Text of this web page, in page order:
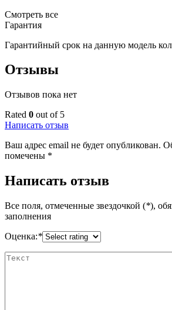
Смотреть все
Гарантия
Гарантийный срок на данную модель
Отзывы
Отзывов пока нет
Rated 0 out of 5
Написать отзыв
Ваш адрес email не будет опубликован.
помечены *
Написать отзыв
Все поля, отмеченные звездочкой (*),
заполнения
Оценка:*